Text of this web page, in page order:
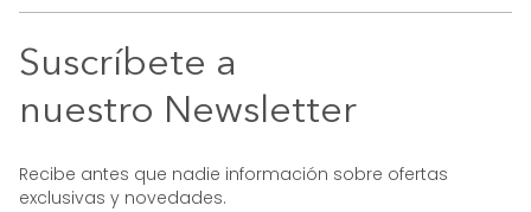
Suscríbete a
nuestro Newsletter
Recibe antes que nadie información sobre ofertas
exclusivas y novedades.